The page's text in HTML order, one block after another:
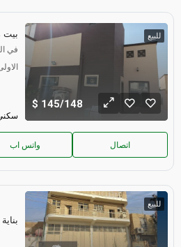
للبيع
145/148
بيت
واتس اب اتصال
للبيع